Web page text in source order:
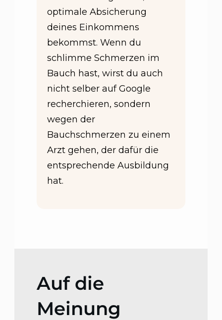
optimale Absicherung
deines Einkommens
bekommst. Wenn du
schlimme Schmerzen im
Bauch hast, wirst du auch
nicht selber auf Google
recherchieren, sondern
wegen der
Bauchschmerzen zu einem
Arzt gehen, der dafür die
entsprechende Ausbildung
hat.
Auf die
Meinung